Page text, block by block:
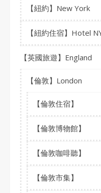
【紐約】New York
【紐約住宿】Hotel
【英國旅遊】England
【倫敦】London
【倫敦住宿】
【倫敦博物館】
【倫敦咖啡聽】
【倫敦市集】